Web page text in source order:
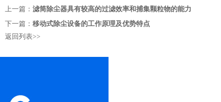
上一篇： 滤筒除尘器具有较高的过滤效率和捕集颗粒物的能力
下一篇： 移动式除尘设备的工作原理及优势特点
返回列表>>